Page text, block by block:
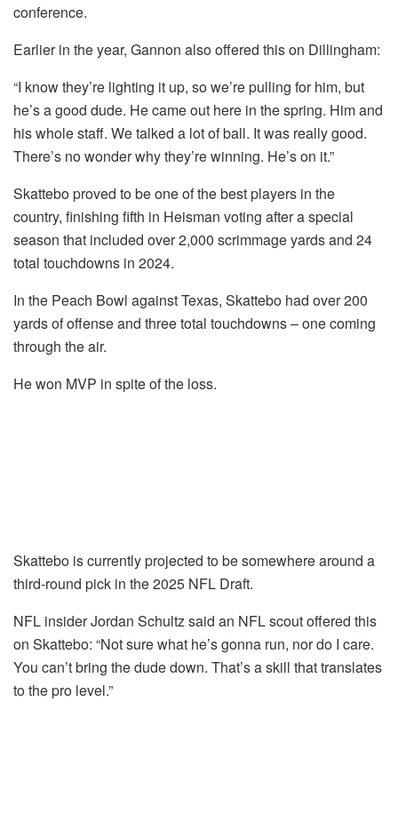
conference.
Earlier in the year, Gannon also offered this on Dillingham:
“I know they’re lighting it up, so we’re pulling for him, but
he’s a good dude. He came out here in the spring. Him and
his whole staff. We talked a lot of ball. It was really good.
There’s no wonder why they’re winning. He’s on it.”
Skattebo proved to be one of the best players in the
country, finishing fifth in Heisman voting after a special
season that included over 2,000 scrimmage yards and 24
total touchdowns in 2024.
In the Peach Bowl against Texas, Skattebo had over 200
yards of offense and three total touchdowns – one coming
through the air.
He won MVP in spite of the loss.
Skattebo is currently projected to be somewhere around a
third-round pick in the 2025 NFL Draft.
NFL insider Jordan Schultz said an NFL scout offered this
on Skattebo: “Not sure what he’s gonna run, nor do I care.
You can’t bring the dude down. That’s a skill that translates
to the pro level.”